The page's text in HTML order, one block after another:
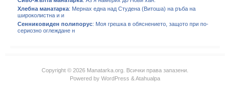
Хлебна манатарка: Мернах една над Студена (Витоша) на ръба на
широколистна и и
Сенниковиден полипорус: Моя грешка в обяснението, защото при по-
сериозно оглеждане н
Copyright © 2026 Manatarka.org. Всички права запазени.
Powered by WordPress &Atahualpa